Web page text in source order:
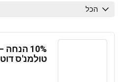
הכל
טולמנ'ס דוט